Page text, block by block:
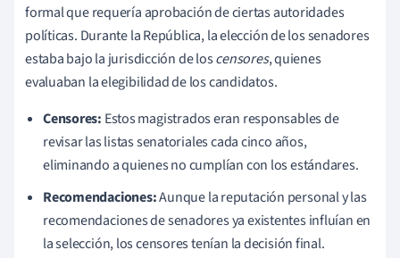
formal que requería aprobación de ciertas autoridades
políticas. Durante la República, la elección de los senadores
estaba bajo la jurisdicción de loscensores, quienes
evaluaban la elegibilidad de los candidatos.
Censores: Estos magistrados eran responsables de
revisar las listas senatoriales cada cinco años,
eliminando a quienes no cumplían con los estándares.
Recomendaciones:Aunque la reputación personal y las
recomendaciones de senadores ya existentes influían en
la selección, los censores tenían la decisión final.